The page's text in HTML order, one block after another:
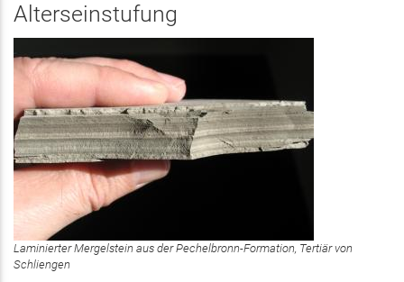
Alterseinstufung
Laminierter Mergelstein aus der Pechelbronn-Formation, Tertiär von
Schliengen